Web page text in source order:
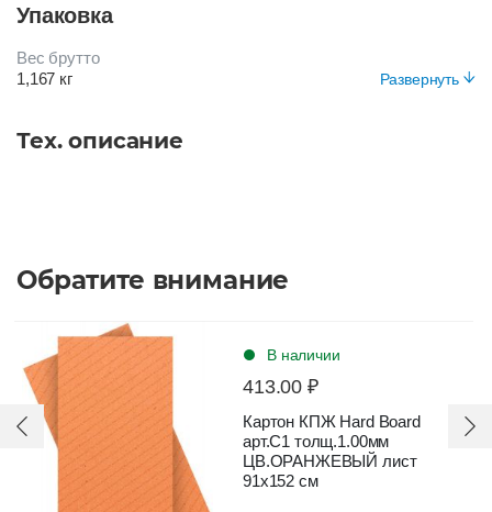
Упаковка
Развернуть
Вес брутто
1,167 кг
Тех. описание
Обратите внимание
В наличии
413.00 ₽
Картон КПЖ Hard Board
арт.C1 толщ.1.00мм
ЦВ.ОРАНЖЕВЫЙ лист
91х152 см